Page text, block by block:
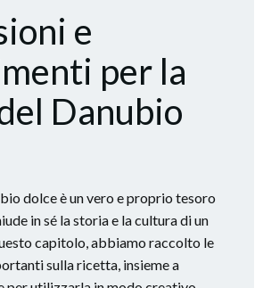
e
per la
Danubio
dolce è un vero e proprio tesoro
in sé la storia e la cultura di un
capitolo, abbiamo raccolto le
sulla ricetta, insieme a